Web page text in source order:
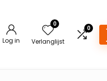
Log in
0
Verlanglijst
0